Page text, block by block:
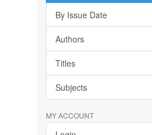
By Issue Date
Authors
Titles
Subjects
MY ACCOUNT